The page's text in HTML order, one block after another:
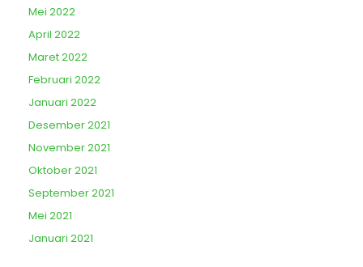
Mei 2022
April 2022
Maret 2022
Februari 2022
Januari 2022
Desember 2021
November 2021
Oktober 2021
September 2021
Mei 2021
Januari 2021